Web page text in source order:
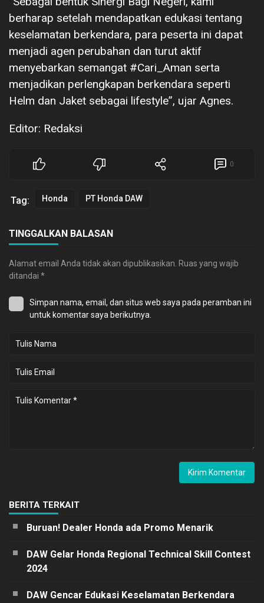
berharap setelah mendapatkan edukasi tentang
keselamatan berkendara, para peserta ini dapat
menjadi agen perubahan dan turut aktif
menyebarkan semangat #Cari_Aman serta
menjadikan perlengkapan berkendara seperti
Helm dan Jaket sebagai lifestyle”, ujar Agnes.
Editor: Redaksi
0
Tag: Honda PT Honda DAW
TINGGALKAN BALASAN
Alamat email Anda tidak akan dipublikasikan. Ruas yang wajib
ditandai *
Simpan nama, email, dan situs web saya pada peramban ini
untuk komentar saya berikutnya.
BERITA TERKAIT
Buruan! Dealer Honda ada Promo Menarik
DAW Gelar Honda Regional Technical Skill Contest
2024
DAW Gencar Edukasi Keselamatan Berkendara